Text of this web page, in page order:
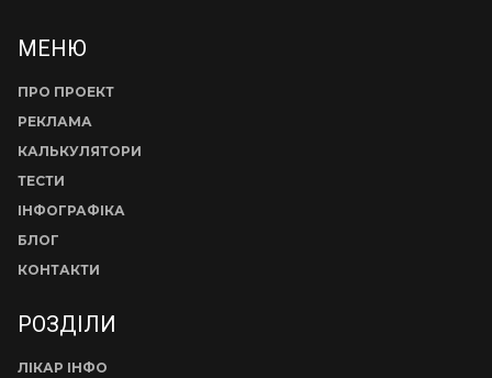
МЕНЮ
ПРО ПРОЕКТ
РЕКЛАМА
КАЛЬКУЛЯТОРИ
ТЕСТИ
ІНФОГРАФІКА
БЛОГ
КОНТАКТИ
РОЗДІЛИ
ЛІКАР ІНФО